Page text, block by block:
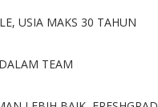
USIA MAKS 30 TAHUN
TEAM